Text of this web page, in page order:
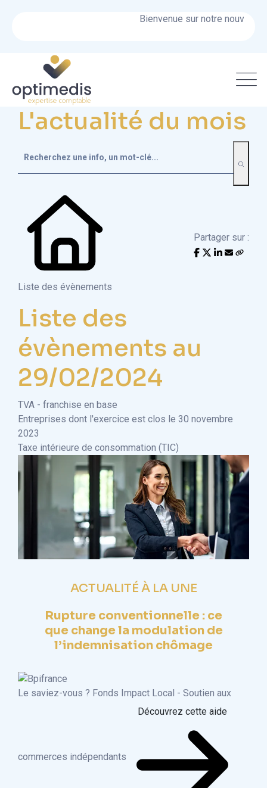
Bienvenue sur notre nouveau
L'actualité du mois
Liste des évènements
Partager sur :
Liste des
évènements au
29/02/2024
TVA - franchise en base
Entreprises dont l'exercice est clos le 30 novembre
2023
Taxe intérieure de consommation (TIC)
ACTUALITÉ À LA UNE
Rupture conventionnelle : ce
que change la modulation de
l’indemnisation chômage
Le saviez-vous ? Fonds Impact Local - Soutien aux
commerces indépendants
Découvrez cette aide